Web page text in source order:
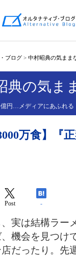
ブログ > 中村昭典の気まま
典の気ま
円…メディアにあふれる
8000万食】
Post -
実は結構ラー
、機会を見つけ
だったり。先